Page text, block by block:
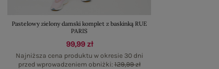
Pastelowy zielony damski komplet z baskinką RUE
PARIS
99,99 zł
Najniższa cena produktu w okresie 30 dni
przed wprowadzeniem obniżki:129,99 zł